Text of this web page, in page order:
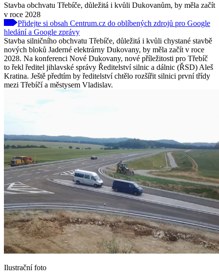
Stavba obchvatu Třebíče, důležitá i kvůli Dukovanům, by měla začít
v roce 2028
Přidejte si obsah Centrum.cz do oblíbených zdrojů pro Google
hledání a Google zprávy
Stavba silničního obchvatu Třebíče, důležitá i kvůli chystané stavbě
nových bloků Jaderné elektrárny Dukovany, by měla začít v roce
2028. Na konferenci Nové Dukovany, nové příležitosti pro Třebíč
to řekl ředitel jihlavské správy Ředitelství silnic a dálnic (ŘSD) Aleš
Kratina. Ještě předtím by ředitelství chtělo rozšířit silnici první třídy
mezi Třebíčí a městysem Vladislav.
Ilustrační foto